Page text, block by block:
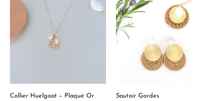
Collier Huelgoat – Plaqué Or Sautoir Gordes